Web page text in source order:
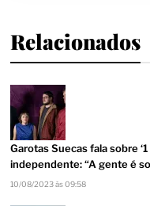
Relacionados
Garotas Suecas fala sobre
independente: “A gente é
10/08/2023 às 09:58